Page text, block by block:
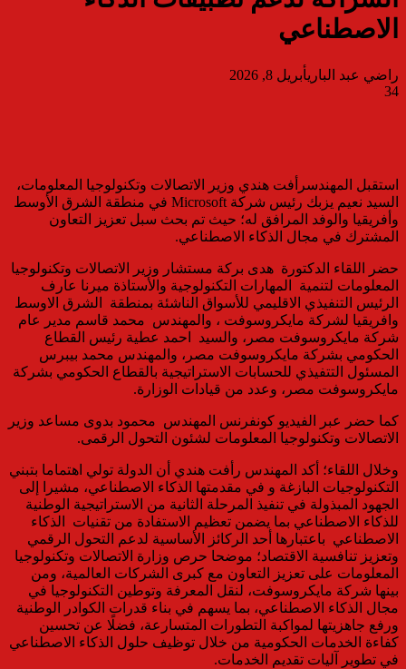
الاصطناعي
راضي عبد الباريأبريل 8, 2026
34
استقبل المهندسرأفت هندي وزير الاتصالات وتكنولوجيا المعلومات،
السيد نعيم يزبك رئيس شركة Microsoft في منطقة الشرق الأوسط
وأفريقيا والوفد المرافق له؛ حيث تم بحث سبل تعزيز التعاون
المشترك في مجال الذكاء الاصطناعي.
حضر اللقاء الدكتورة هدى بركة مستشار وزير الاتصالات وتكنولوجيا
المعلومات لتنمية المهارات التكنولوجية والأستاذة ميرنا عارف
الرئيس التنفيذي الاقليمي للأسواق الناشئة بمنطقة الشرق الاوسط
وافريقيا لشركة مايكروسوفت ، والمهندس محمد قاسم مدير عام
شركة مايكروسوفت مصر، والسيد احمد عطية رئيس القطاع
الحكومي بشركة مايكروسوفت مصر، والمهندس محمد بيبرس
المسئول التتفيذي للحسابات الاستراتيجية بالقطاع الحكومي بشركة
مايكروسوفت مصر، وعدد من قيادات الوزارة.
كما حضر عبر الفيديو كونفرنس المهندس محمود بدوى مساعد وزير
الاتصالات وتكنولوجيا المعلومات لشئون التحول الرقمى.
وخلال اللقاء؛ أكد المهندس رأفت هندي أن الدولة تولي اهتماما بتبني
التكنولوجيات البازغة و في مقدمتها الذكاء الاصطناعي، مشيرا إلى
الجهود المبذولة في تنفيذ المرحلة الثانية من الاستراتيجية الوطنية
للذكاء الاصطناعي بما يضمن تعظيم الاستفادة من تقنيات الذكاء
الاصطناعي باعتبارها أحد الركائز الأساسية لدعم التحول الرقمي
وتعزيز تنافسية الاقتصاد؛ موضحا حرص وزارة الاتصالات وتكنولوجيا
المعلومات على تعزيز التعاون مع كبرى الشركات العالمية، ومن
بينها شركة مايكروسوفت، لنقل المعرفة وتوطين التكنولوجيا في
مجال الذكاء الاصطناعي، بما يسهم في بناء قدرات الكوادر الوطنية
ورفع جاهزيتها لمواكبة التطورات المتسارعة، فضلًا عن تحسين
كفاءة الخدمات الحكومية من خلال توظيف حلول الذكاء الاصطناعي
في تطوير آليات تقديم الخدمات.